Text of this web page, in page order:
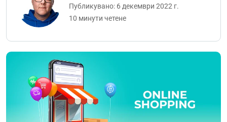
Публикувано: 6 декември 2022 г.
10 минути четене